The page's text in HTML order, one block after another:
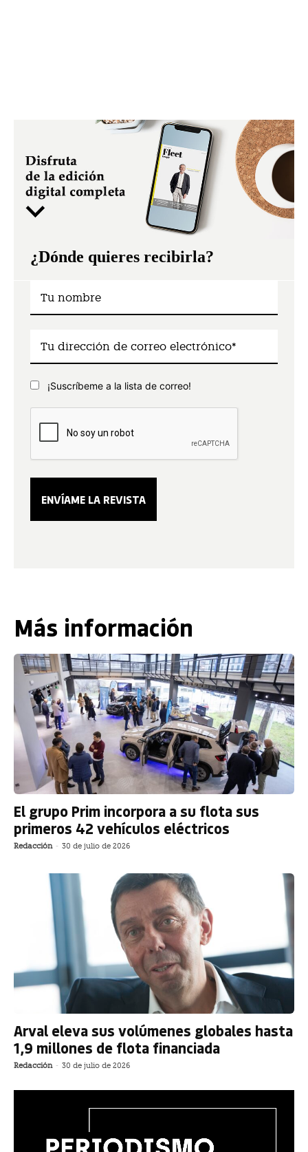
¿Dónde quieres recibirla?
¡Suscríbeme a la lista de correo!
Más información
El grupo Prim incorpora a su flota sus
primeros 42 vehículos eléctricos
Redacción - 30 de julio de 2026
Arval eleva sus volúmenes globales hasta
1,9 millones de flota financiada
Redacción - 30 de julio de 2026